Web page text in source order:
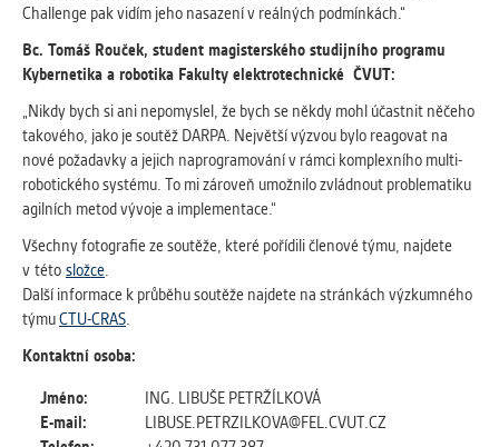
Challenge pak vidím jeho nasazení v reálných podmínkách.“
Bc. Tomáš Rouček, student magisterského studijního programu
Kybernetika a robotika Fakulty elektrotechnické ČVUT:
„Nikdy bych si ani nepomyslel, že bych se někdy mohl účastnit něčeho
takového, jako je soutěž DARPA. Největší výzvou bylo reagovat na
nové požadavky a jejich naprogramování v rámci komplexního multi-
robotického systému. To mi zároveň umožnilo zvládnout problematiku
agilních metod vývoje a implementace.“
Všechny fotografie ze soutěže, které pořídili členové týmu, najdete
v této složce.
Další informace k průběhu soutěže najdete na stránkách výzkumného
týmuCTU-CRAS.
Kontaktní osoba:
Jméno:
ING. LIBUŠE PETRŽÍLKOVÁ
E-mail:
LIBUSE.PETRZILKOVA@FEL.CVUT.CZ